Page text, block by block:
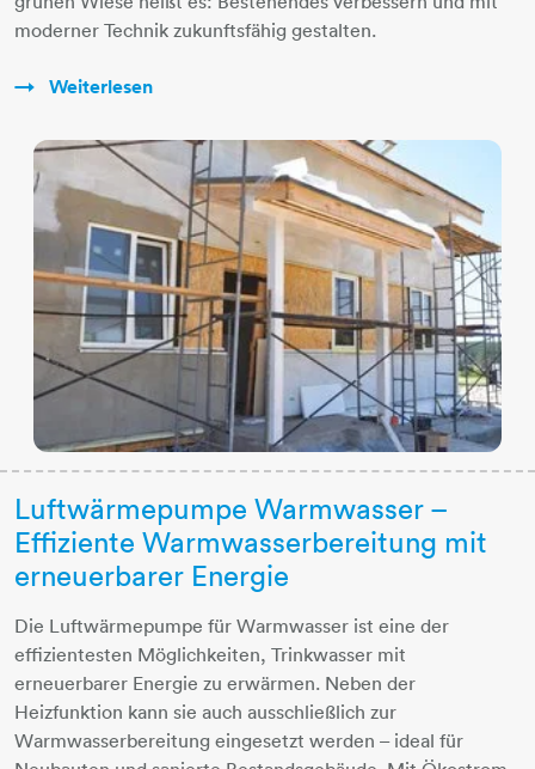
moderner Technik zukunftsfähig gestalten.
Weiterlesen
Luftwärmepumpe Warmwasser –
Effiziente Warmwasserbereitung mit
erneuerbarer Energie
Die Luftwärmepumpe für Warmwasser ist eine der
effizientesten Möglichkeiten, Trinkwasser mit
erneuerbarer Energie zu erwärmen. Neben der
Heizfunktion kann sie auch ausschließlich zur
Warmwasserbereitung eingesetzt werden – ideal für